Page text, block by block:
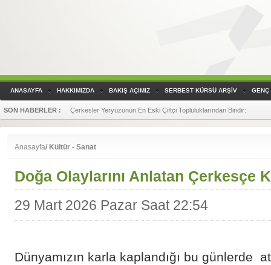
ANASAYFA HAKKIMIZDA BAKIŞ AÇIMIZ SERBEST KÜRSÜ ARŞİV GENÇ
SON HABERLER :
SON HABERLER :
Yandex Translate, Çerkesçe (Batı diyalekti) Çeviri Yapmaya Başladı!
Anasayfa/ Kültür - Sanat
Doğa Olaylarını Anlatan Çerkesçe
29 Mart 2026 Pazar Saat 22:54
Dünyamızın karla kaplandığı bu günlerde